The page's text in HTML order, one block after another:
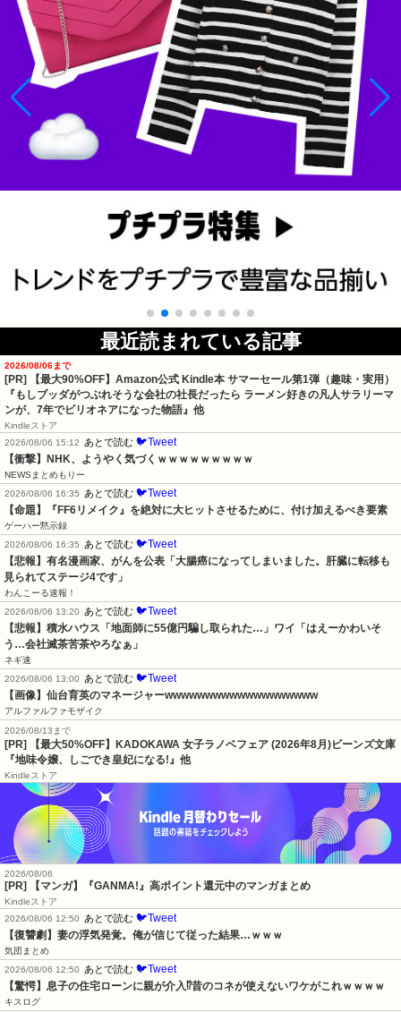
最近読まれている記事
2026/08/06まで
[PR]
【最大90%OFF】Amazon公式 Kindle本 サマーセール第1弾（趣味・実用）
『もしブッダがつぶれそうな会社の社長だったら ラーメン好きの凡人サラリーマ
ンが、7年でビリオネアになった物語』他
Kindleストア
2026/08/06 15:12 あとで読む 🐦Tweet
【衝撃】NHK、ようやく気づくｗｗｗｗｗｗｗｗｗ
NEWSまとめもりー
2026/08/06 16:35 あとで読む 🐦Tweet
【命題】『FF6リメイク』を絶対に大ヒットさせるために、付け加えるべき要素
ゲーハー黙示録
2026/08/06 16:35 あとで読む 🐦Tweet
【悲報】有名漫画家、がんを公表「大腸癌になってしまいました。肝臓に転移も
見られてステージ4です」
わんこーる速報！
2026/08/06 13:20 あとで読む 🐦Tweet
【悲報】積水ハウス「地面師に55億円騙し取られた…」ワイ「はえーかわいそ
う…会社滅茶苦茶やろなぁ」
ネギ速
2026/08/06 13:00 あとで読む 🐦Tweet
【画像】仙台育英のマネージャーwwwwwwwwwwwwwwwwwww
アルファルファモザイク
2026/08/13まで
[PR] 【最大50%OFF】KADOKAWA 女子ラノベフェア (2026年8月)ビーンズ文庫
『地味令嬢、しごでき皇妃になる!』他
Kindleストア
2026/08/06
[PR] 【マンガ】『GANMA!』高ポイント還元中のマンガまとめ
Kindleストア
2026/08/06 12:50
あとで読む 🐦Tweet
【復讐劇】妻の浮気発覚。俺が信じて従った結果…ｗｗｗ
気団まとめ
2026/08/06 12:50
あとで読む 🐦Tweet
【驚愕】息子の住宅ローンに親が介入⁉昔のコネが使えないワケがこれｗｗｗｗ
キスログ